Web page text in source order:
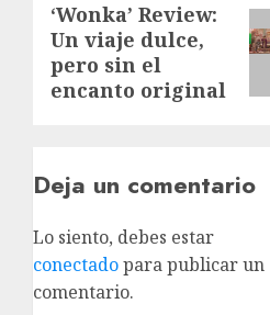
‘Wonka’ Review:
Un viaje dulce,
pero sin el
encanto original
Deja un comentario
Lo siento, debes estar
conectadopara publicar un
comentario.